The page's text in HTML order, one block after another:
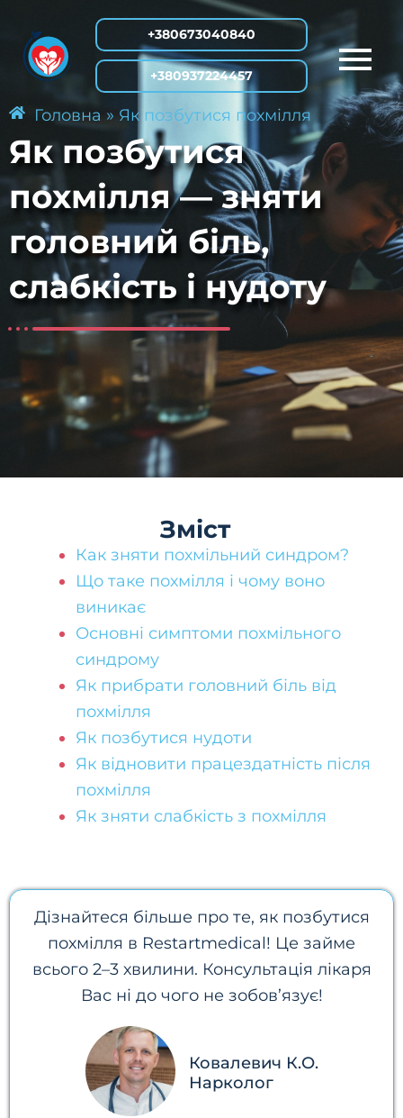
вмісту
+380673040840
+380937224457
Головна » Як позбутися похмілля
Як позбутися
похмілля — зняти
головний біль,
слабкість і нудоту
Зміст
Как зняти похмільний синдром?
Що таке похмілля і чому воно
виникає
Основні симптоми похмільного
синдрому
Як прибрати головний біль від
похмілля
Як позбутися нудоти
Як відновити працездатність після
похмілля
Як зняти слабкість з похмілля
Дізнайтеся більше про те, як позбутися
похмілля в Restartmedical! Це займе
всього 2–3 хвилини. Консультація лікаря
Вас ні до чого не зобов’язує!
Ковалевич К.О.
Нарколог